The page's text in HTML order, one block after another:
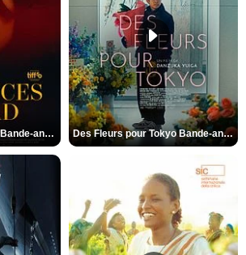
Les Silences de Riyad Bande-annonce VO STFR Des Fleurs pour Tokyo Bande-annonce VO STFR